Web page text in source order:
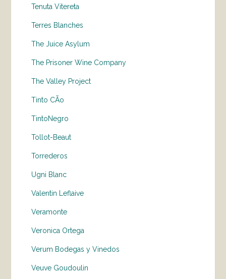
Tenuta Vitereta
Terres Blanches
The Juice Asylum
The Prisoner Wine Company
The Valley Project
Tinto CÃo
TintoNegro
Tollot-Beaut
Torrederos
Ugni Blanc
Valentin Leflaive
Veramonte
Veronica Ortega
Verum Bodegas y Vinedos
Veuve Goudoulin